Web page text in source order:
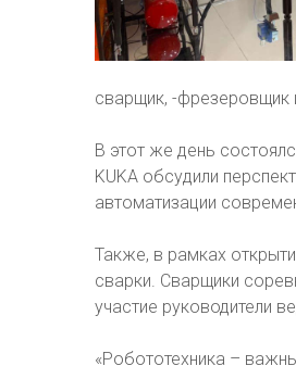
сварщик, -фрезеровщик
В этот же день
KUKA обсудили
автоматизации
Также, в рамках
сварки. Сварщики
участие руководители
«Робототехника –